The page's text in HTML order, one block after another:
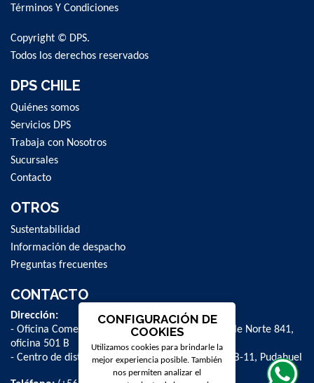
Newsletter:
Términos Y Condiciones
Copyright © DPS.
Todos los derechos reservados
DPS CHILE
Quiénes somos
Servicios DPS
Trabaja con Nosotros
Sucursales
Contacto
OTROS
Sustentabilidad
Información de despacho
Preguntas frecuentes
CONTACTO
Dirección:
- Oficina Comercial y administrativa: Avenida Valle Norte 841,
oficina 501 B
- Centro de distribución: La Farfana 500, bodega B-11, Pudahuel
CONFIGURACIÓN DE
COOKIES
Utilizamos cookies para brindarle la
mejor experiencia posible. También
nos permiten analizar el